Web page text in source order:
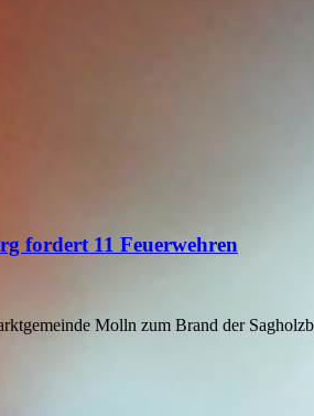
fordert 11 Feuerwehren
Molln zum Brand der